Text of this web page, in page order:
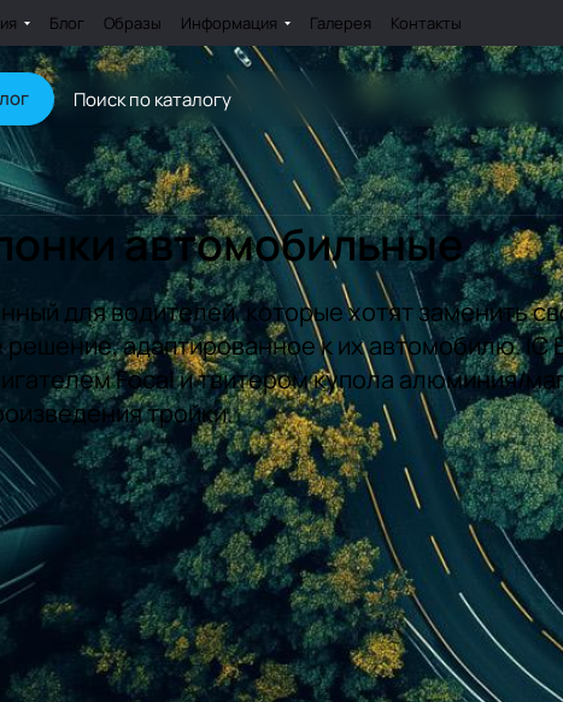
Блог Образы Информация Галерея Контакты
автомобильные
для водителей, которые хотят заменить
адаптированное к их автомобилю. IC
Focal и твитером купола алюминия/
тройки.